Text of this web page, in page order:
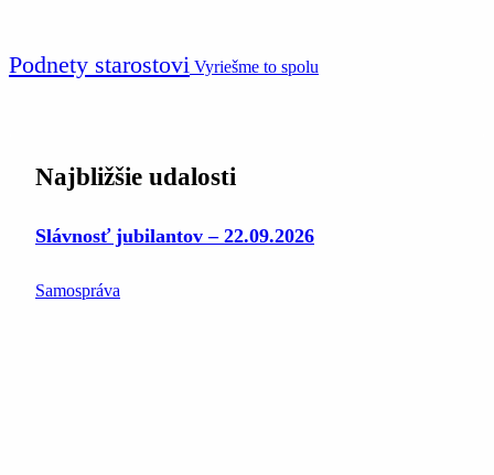
Podnety starostovi Vyriešme to spolu
Najbližšie udalosti
Slávnosť jubilantov – 22.09.2026
Samospráva